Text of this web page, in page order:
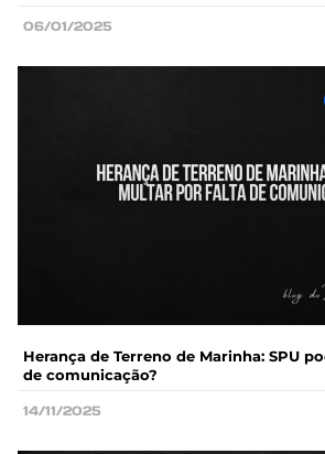
06/01/2025
Herança de Terreno de Marinha: SPU
de comunicação?
14/11/2025